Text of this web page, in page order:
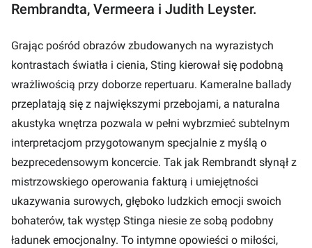
Rembrandta, Vermeera i Judith Leyster.
Grając pośród obrazów zbudowanych na wyrazistych
kontrastach światła i cienia, Sting kierował się podobną
wrażliwością przy doborze repertuaru. Kameralne ballady
przeplatają się z największymi przebojami, a naturalna
akustyka wnętrza pozwala w pełni wybrzmieć subtelnym
interpretacjom przygotowanym specjalnie z myślą o
bezprecedensowym koncercie. Tak jak Rembrandt słynął z
mistrzowskiego operowania fakturą i umiejętności
ukazywania surowych, głęboko ludzkich emocji swoich
bohaterów, tak występ Stinga niesie ze sobą podobny
ładunek emocjonalny. To intymne opowieści o miłości,